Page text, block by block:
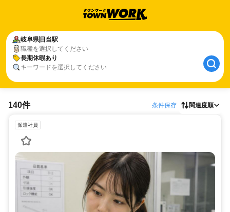
岐阜県 日当駅
職種を選択してください
長期休暇あり
キーワードを選択してください
140件 条件保存 関連度順
派遣社員